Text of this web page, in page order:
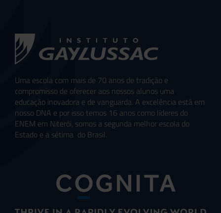
Uma escola com mais de 70 anos de tradição e
compromisso de oferecer aos nossos alunos uma
educação inovadora e de vanguarda. A excelência está em
nosso DNA e por isso temos 16 anos como líderes do
ENEM em Niterói, somos a segunda melhor escola do
Estado e a sétima do Brasil.